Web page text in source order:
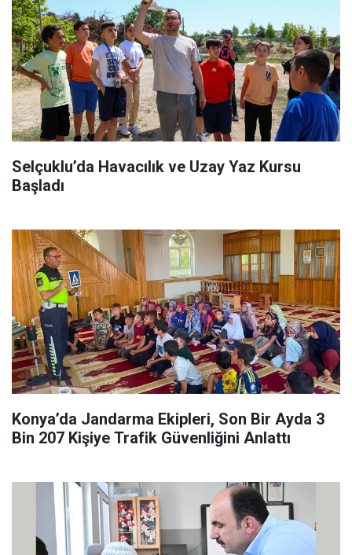
Selçuklu’da Havacılık ve Uzay Yaz Kursu
Başladı
Konya’da Jandarma Ekipleri, Son Bir Ayda 3
Bin 207 Kişiye Trafik Güvenliğini Anlattı